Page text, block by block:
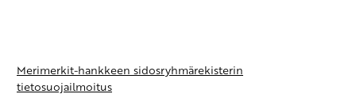
Merimerkit-hankkeen sidosryhmärekisterin
tietosuojailmoitus